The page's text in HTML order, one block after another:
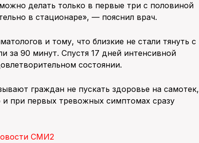
делать только в первые три с половиной
в стационаре», — пояснил врач.
и тому, что близкие не стали тянуть с
за 90 минут. Спустя 17 дней интенсивной
состоянии.
граждан не пускать здоровье на самотек,
при первых тревожных симптомах сразу
СМИ2